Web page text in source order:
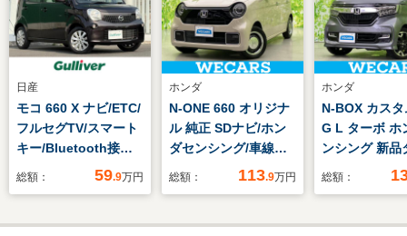
日産
モコ 660 X ナビ/ETC/
フルセグTV/スマート
キー/Bluetooth接続/
スペアキー/wエアバ
ワーステアリング/オ
総額： 59.9万円
ホンダ
N-ONE 660 オリジナ
ル 純正 SDナビ/ホン
ダセンシング/車線逸
脱防止支援システム/
LED/USBジャッ
総額： 113.9万円
ホンダ
N-BOX カス
G L ターボ ホ
ンシング 新品
純正 SDナビ/
防止支援シス
総額：